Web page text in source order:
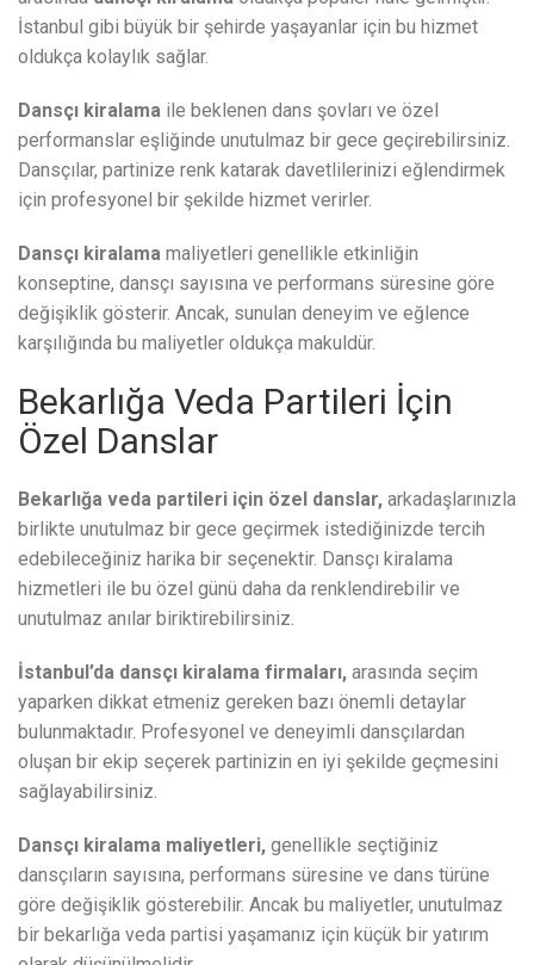
İstanbul gibi büyük bir şehirde yaşayanlar için bu hizmet
oldukça kolaylık sağlar.
Dansçı kiralama ile beklenen dans şovları ve özel
performanslar eşliğinde unutulmaz bir gece geçirebilirsiniz.
Dansçılar, partinize renk katarak davetlilerinizi eğlendirmek
için profesyonel bir şekilde hizmet verirler.
Dansçı kiralama maliyetleri genellikle etkinliğin
konseptine, dansçı sayısına ve performans süresine göre
değişiklik gösterir. Ancak, sunulan deneyim ve eğlence
karşılığında bu maliyetler oldukça makuldür.
Bekarlığa Veda Partileri İçin
Özel Danslar
Bekarlığa veda partileri için özel danslar, arkadaşlarınızla
birlikte unutulmaz bir gece geçirmek istediğinizde tercih
edebileceğiniz harika bir seçenektir. Dansçı kiralama
hizmetleri ile bu özel günü daha da renklendirebilir ve
unutulmaz anılar biriktirebilirsiniz.
İstanbul’da dansçı kiralama firmaları, arasında seçim
yaparken dikkat etmeniz gereken bazı önemli detaylar
bulunmaktadır. Profesyonel ve deneyimli dansçılardan
oluşan bir ekip seçerek partinizin en iyi şekilde geçmesini
sağlayabilirsiniz.
Dansçı kiralama maliyetleri, genellikle seçtiğiniz
dansçıların sayısına, performans süresine ve dans türüne
göre değişiklik gösterebilir. Ancak bu maliyetler, unutulmaz
bir bekarlığa veda partisi yaşamanız için küçük bir yatırım